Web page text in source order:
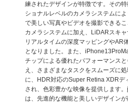
練されたデザインが特徴です。その
ショナルレベルのカメラシステムに
で美しい写真やビデオを撮影できる
カメラシステムに加え、LiDARスキャ
リアルタイムの深度マッピングやAR
となりました。また、
チップによる優れたパフォーマンス
え、さまざまなタスクをスムーズに
に、HDR対応のSuper Retina XDRデ
され、色彩豊かな映像を提供します。
は、先進的な機能と美しいデザイン